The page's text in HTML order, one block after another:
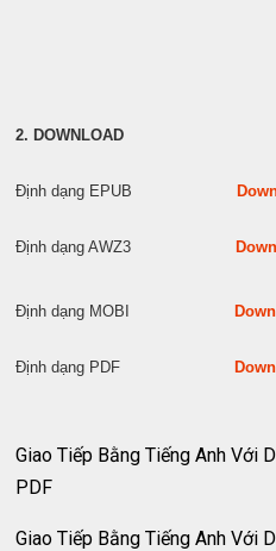
2. DOWNLOAD
Định dạng EPUB
Định dạng AWZ3
Định dạng MOBI
Định dạng PDF
Giao Tiếp Bằng Tiếng Anh Với
PDF
Giao Tiếp Bằng Tiếng Anh Với